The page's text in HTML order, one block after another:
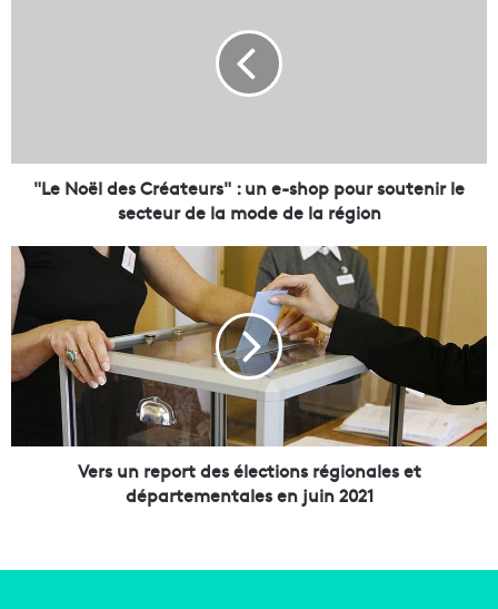
e
é
a
t
e
u
r
:
"Le Noël des Créateurs" : un e-shop pour soutenir le
secteur de la mode de la région
V
e
r
s
u
n
p
Vers un report des élections régionales et
départementales en juin 2021